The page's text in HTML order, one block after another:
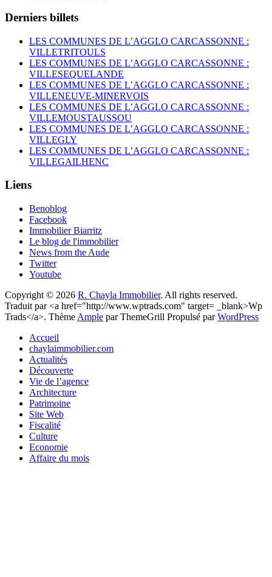
Derniers billets
LES COMMUNES DE L’AGGLO CARCASSONNE :
VILLETRITOULS
LES COMMUNES DE L’AGGLO CARCASSONNE :
VILLESEQUELANDE
LES COMMUNES DE L’AGGLO CARCASSONNE :
VILLENEUVE-MINERVOIS
LES COMMUNES DE L’AGGLO CARCASSONNE :
VILLEMOUSTAUSSOU
LES COMMUNES DE L’AGGLO CARCASSONNE :
VILLEGLY
LES COMMUNES DE L’AGGLO CARCASSONNE :
VILLEGAILHENC
Liens
Benoblog
Facebook
Immobilier Biarritz
Le blog de l'immobilier
News from the Aude
Twitter
Youtube
Copyright © 2026 R. Chayla Immobilier. All rights reserved.
Traduit par <a href="http://www.wptrads.com" target= _blank>Wp
Trads</a>. Thème Ample par ThemeGrill Propulsé parWordPress
Accueil
chaylaimmobilier.com
Actualités
Découverte
Vie de l’agence
Architecture
Patrimoine
Site Web
Fiscalité
Culture
Economie
Affaire du mois